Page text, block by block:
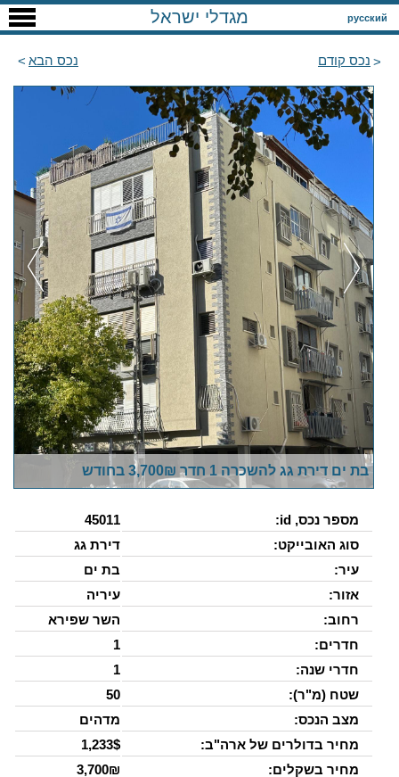
русский מגדלי ישראל
נכס קודם נכס הבא
בת ים דירת גג להשכרה 1 חדר 3,700₪ בחודש
מספר נכס, id:
45011
סוג האובייקט:
דירת גג
עיר:
בת ים
אזור:
עיריה
רחוב:
השר שפירא
חדרים:
1
חדרי שנה:
1
שטח (מ"ר):
50
מצב הנכס:
מדהים
מחיר בדולרים של ארה"ב:
1,233$
מחיר בשקלים:
3,700₪